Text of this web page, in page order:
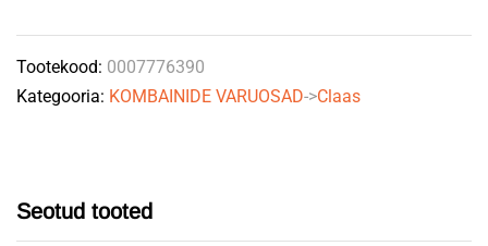
Claas
0007776390
quantity
Tootekood: 0007776390
Kategooria: KOMBAINIDE VARUOSAD->Claas
Seotud tooted